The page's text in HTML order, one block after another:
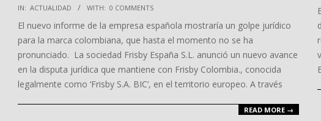
2026-
04-
27
IN: ACTUALIDAD WITH: 0 COMMENTS
El nuevo informe de la empresa española mostraría un golpe jurídico
para la marca colombiana, que hasta el momento no se ha
pronunciado. La sociedad Frisby España S.L. anunció un nuevo avance
en la disputa jurídica que mantiene con Frisby Colombia., conocida
legalmente como ‘Frisby S.A. BIC’, en el territorio europeo. A través
READ MORE →